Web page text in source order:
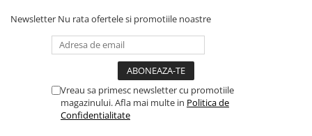
Newsletter Nu rata ofertele si promotiile noastre
Vreau sa primesc newsletter cu promotiile
magazinului. Afla mai multe in Politica de
Confidentialitate